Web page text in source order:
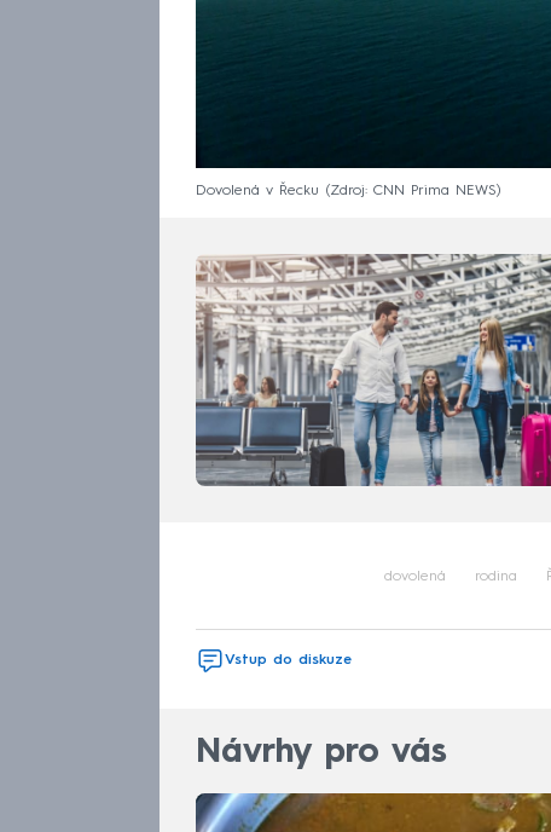
Dovolená v Řecku Zdroj: CNN Prima NEWS
dovolená rodina
Vstup do diskuze
Návrhy pro vás